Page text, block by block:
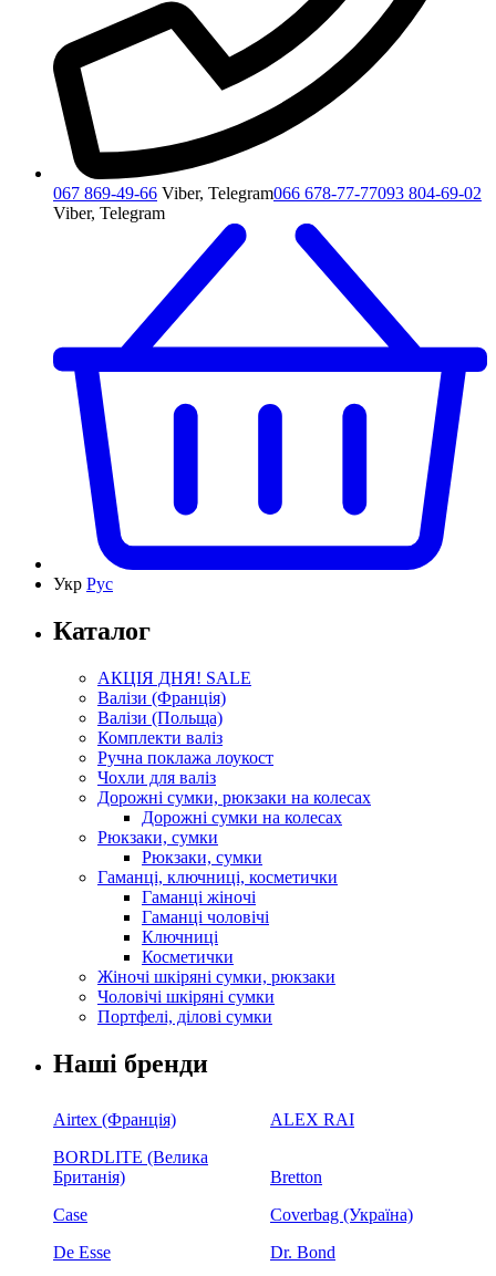
067 869-49-66 Viber, Telegram066 678-77-77093 804-69-02
Viber, Telegram
Укр Рус
Каталог
АКЦІЯ ДНЯ! SALE
Валізи (Франція)
Валізи (Польща)
Комплекти валіз
Ручна поклажа лоукост
Чохли для валіз
Дорожні сумки, рюкзаки на колесах
Дорожні сумки на колесах
Рюкзаки, сумки
Рюкзаки, сумки
Гаманці, ключниці, косметички
Гаманці жіночі
Гаманці чоловічі
Ключниці
Косметички
Жіночі шкіряні сумки, рюкзаки
Чоловічі шкіряні сумки
Портфелі, ділові сумки
Наші бренди
Airtex (Франція)
ALEX RAI
BORDLITE (Велика
Британія)
Bretton
Case
Coverbag (Україна)
De Esse
Dr. Bond